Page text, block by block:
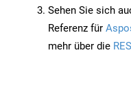
Sehen Sie sich
Referenz für
mehr über die